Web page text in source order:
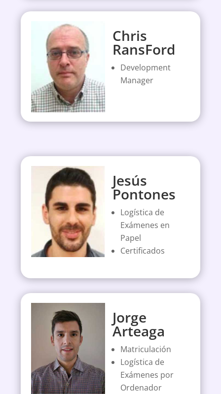
Chris
RansFord
Development
Manager
Jesús
Pontones
Logística de
Exámenes en
Papel
Certificados
Jorge
Arteaga
Matriculación
Logística de
Exámenes por
Ordenador